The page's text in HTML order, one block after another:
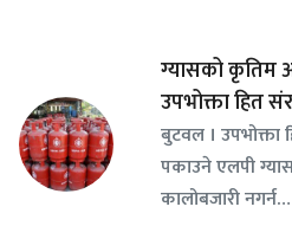
ग्यासको कृतिम
उपभोक्ता हित
बुटवल । उपभोक्ता
पकाउने एलपी
कालोबजारी नगर्न…